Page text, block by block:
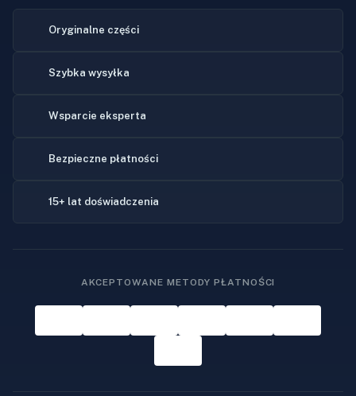
Oryginalne części
Szybka wysyłka
Wsparcie eksperta
Bezpieczne płatności
15+ lat doświadczenia
AKCEPTOWANE METODY PŁATNOŚCI